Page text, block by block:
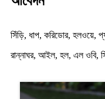
সিঁড়ি, ধাপ, করিডোর, হলওয়ে,
রান্নাঘর, আইল, হল, এল ওবি,